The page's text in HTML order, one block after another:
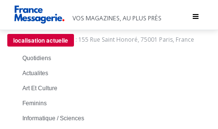
Toggle
VOS MAGAZINES, AU PLUS PRÈS
localisation actuelle : 155 Rue Saint Honoré, 75001 Paris, France
Quotidiens
Actualites
Art Et Culture
Feminins
Informatique / Sciences